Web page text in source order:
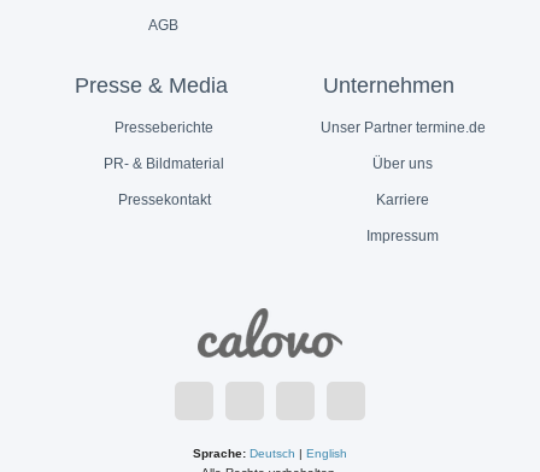
AGB
Presse & Media
Presseberichte
PR- & Bildmaterial
Pressekontakt
Unternehmen
Unser Partner termine.de
Über uns
Karriere
Impressum
Sprache: Deutsch | English